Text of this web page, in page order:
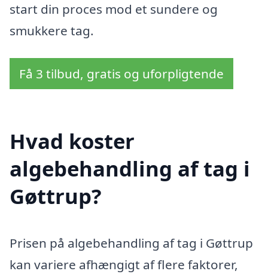
start din proces mod et sundere og
smukkere tag.
Få 3 tilbud, gratis og uforpligtende
Hvad koster
algebehandling af tag i
Gøttrup?
Prisen på algebehandling af tag i Gøttrup
kan variere afhængigt af flere faktorer,